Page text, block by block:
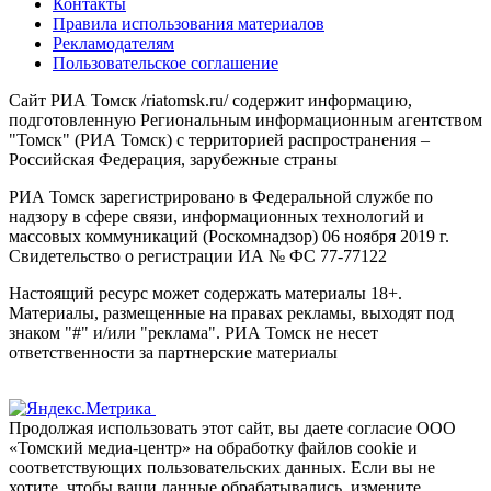
Контакты
Правила использования материалов
Рекламодателям
Пользовательское соглашение
Сайт РИА Томск /riatomsk.ru/ содержит информацию,
подготовленную Региональным информационным агентством
"Томск" (РИА Томск) с территорией распространения –
Российская Федерация, зарубежные страны
РИА Томск зарегистрировано в Федеральной службе по
надзору в сфере связи, информационных технологий и
массовых коммуникаций (Роскомнадзор) 06 ноября 2019 г.
Свидетельство о регистрации ИА № ФС 77-77122
Настоящий ресурс может содержать материалы 18+.
Материалы, размещенные на правах рекламы, выходят под
знаком "#" и/или "реклама". РИА Томск не несет
ответственности за партнерские материалы
Продолжая использовать этот сайт, вы даете согласие ООО
«Томский медиа-центр» на обработку файлов cookie и
соответствующих пользовательских данных. Если вы не
хотите, чтобы ваши данные обрабатывались, измените